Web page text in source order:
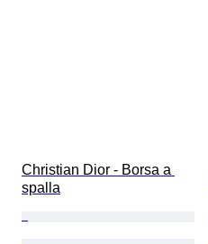
Christian Dior - Borsa a
spalla